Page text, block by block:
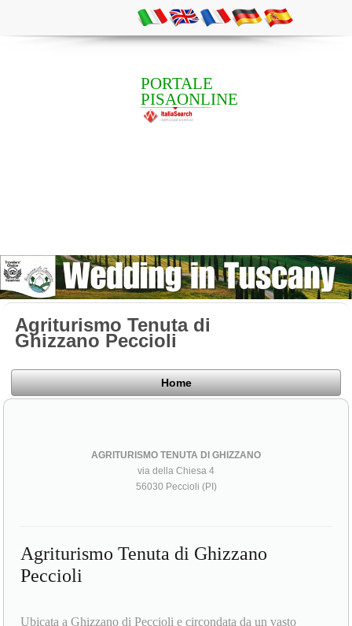
PORTALE
PISAONLINE
Agriturismo Tenuta di
Ghizzano Peccioli
Home
AGRITURISMO TENUTA DI GHIZZANO
via della Chiesa 4
56030 Peccioli (PI)
Agriturismo Tenuta di Ghizzano
Peccioli
Ubicata a Ghizzano di Peccioli e circondata da un vasto